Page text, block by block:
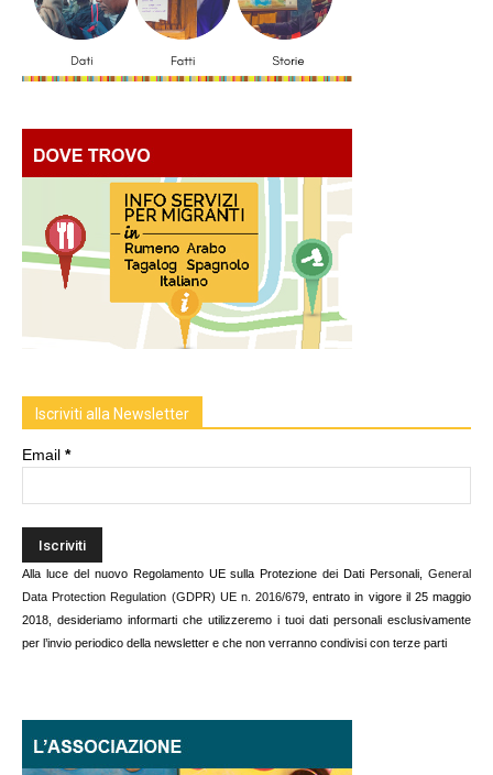
Iscriviti alla Newsletter
Email *
Alla luce del nuovo Regolamento UE sulla Protezione dei Dati Personali, General
Data Protection Regulation (GDPR) UE n. 2016/679 , entrato in vigore il 25 maggio
2018, desideriamo informarti che utilizzeremo i tuoi dati personali esclusivamente
per l’invio periodico della newsletter e che non verranno condivisi con terze parti